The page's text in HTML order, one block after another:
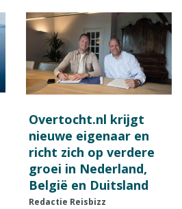
Overtocht.nl krijgt
nieuwe eigenaar en
richt zich op verdere
groei in Nederland,
België en Duitsland
Redactie Reisbizz